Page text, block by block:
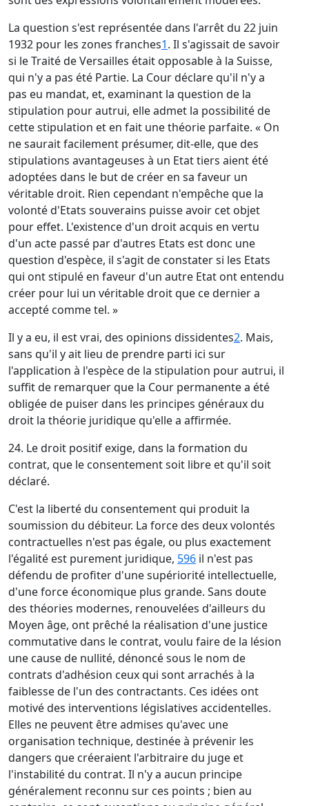
La question s'est représentée dans l'arrêt du 22 juin
1932 pour les zones franches1. Il s'agissait de savoir
si le Traité de Versailles était opposable à la Suisse,
qui n'y a pas été Partie. La Cour déclare qu'il n'y a
pas eu mandat, et, examinant la question de la
stipulation pour autrui, elle admet la possibilité de
cette stipulation et en fait une théorie parfaite. « On
ne saurait facilement présumer, dit-elle, que des
stipulations avantageuses à un Etat tiers aient été
adoptées dans le but de créer en sa faveur un
véritable droit. Rien cependant n'empêche que la
volonté d'Etats souverains puisse avoir cet objet
pour effet. L'existence d'un droit acquis en vertu
d'un acte passé par d'autres Etats est donc une
question d'espèce, il s'agit de constater si les Etats
qui ont stipulé en faveur d'un autre Etat ont entendu
créer pour lui un véritable droit que ce dernier a
accepté comme tel. »
Il y a eu, il est vrai, des opinions dissidentes2. Mais,
sans qu'il y ait lieu de prendre parti ici sur
l'application à l'espèce de la stipulation pour autrui, il
suffit de remarquer que la Cour permanente a été
obligée de puiser dans les principes généraux du
droit la théorie juridique qu'elle a affirmée.
24. Le droit positif exige, dans la formation du
contrat, que le consentement soit libre et qu'il soit
déclaré.
C'est la liberté du consentement qui produit la
soumission du débiteur. La force des deux volontés
contractuelles n'est pas égale, ou plus exactement
l'égalité est purement juridique, 596 il n'est pas
défendu de profiter d'une supériorité intellectuelle,
d'une force économique plus grande. Sans doute
des théories modernes, renouvelées d'ailleurs du
Moyen âge, ont prêché la réalisation d'une justice
commutative dans le contrat, voulu faire de la lésion
une cause de nullité, dénoncé sous le nom de
contrats d'adhésion ceux qui sont arrachés à la
faiblesse de l'un des contractants. Ces idées ont
motivé des interventions législatives accidentelles.
Elles ne peuvent être admises qu'avec une
organisation technique, destinée à prévenir les
dangers que créeraient l'arbitraire du juge et
l'instabilité du contrat. Il n'y a aucun principe
généralement reconnu sur ces points ; bien au